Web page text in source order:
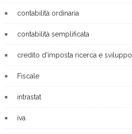
contabilità ordinaria
contabilità semplificata
credito d'imposta ricerca e sviluppo
Fiscale
intrastat
iva